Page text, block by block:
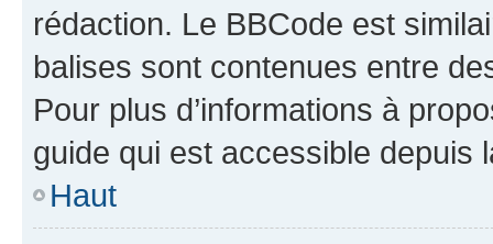
rédaction. Le BBCode est
balises sont contenues entre
Pour plus d’informations à
guide qui est accessible depuis
Haut